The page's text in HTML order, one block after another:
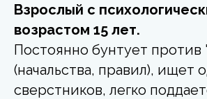
Взрослый с
возрастом 15 лет.
Постоянно бунтует против
(начальства, правил), ищет
сверстников, легко